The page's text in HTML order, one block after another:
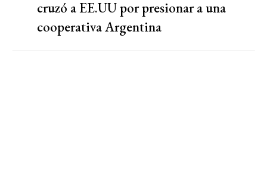
cruzó a EE.UU por presionar a una
cooperativa Argentina